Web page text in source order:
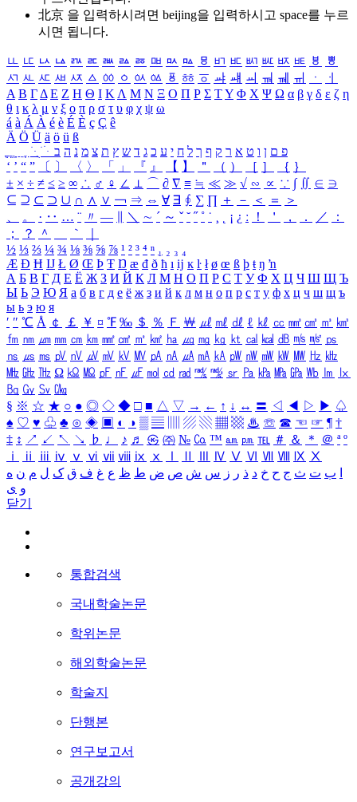
北京 을 입력하시려면 beijing을 입력하시고 space를 누르
시면 됩니다.
ㅥ ㅦ ㅧ ㅨ ㅩ ㅪ ㅫ ㅬ ㅭ ㅮ ㅯ ㅰ ㅱ ㅲ ㅳ ㅴ ㅵ ㅶ ㅷ ㅸ
ㅹ
ㅺ ㅻ ㅼ ㅽ ㅾ ㅿ ㆀ ㆁ ㆂ ㆃ ㆄ ㆅ ㆆ ㆇ ㆈ ㆉ ㆊ ㆋ ㆌ ㆍ
ㆎ
Α Β ΓΔ Ε Ζ Η Θ Ι ΚΛ Μ Ν Ξ Ο Π Ρ Σ ΤΥ Φ Χ Ψ Ω α β γ δ ε ζ η
θ ι κ λ μ ν ξ ο π ρ σ τ υ φ χ ψ ω
á à Á À é è É È ç Ç ê
Ä Ö Ü ä ö ü ß
ִֶֹ ֻּ ׁׂ פ ם ן ו ט א ר ק ף ך ל ח י ע כ ג ד ש ץ ת צ מ נ ה ב
‘ ’ “ ” 〔 〕 〈 〉 「 」 『 』 【 】 ＂ （ ） ［ ］ ｛ ｝
± × ÷ ≠ ≤ ≥ ∞ ∴ ♂ ♀ ∠ ⊥ ⌒ ∂ ∇ ≡ ≒ ≪ ≫ √ ∽ ∝ ∵ ∫ ∬ ∈ ∋
⊆ ⊇ ⊂ ⊃ ∪ ∩ ∧ ∨ ￢ ⇒ ⇔ ∀ ∃ ∮ ∑ ∏ ＋ － ＜ ＝
＞
、
。 · ‥ … ¨ 〃 ― ＼ ∼ ´ ～ ˇ ˘ ˝ ˚ ˙ ¸ ¡ ¿ ː ！ ＇ ， ． ／
：
；
？ ＾ ｀
½ ⅓ ⅔ ¼ ¾ ⅛ ⅜ ⅝ ⅞ ¹ ² ³ ⁴ ⁿ ₁ ₂ ₃ ₄
Æ Ð Ħ Ĳ Ł Ø Œ Þ Ŧ Ŋ æ đ ð ħ ı ĳ ĸ ŀ ł ø œ ß þ ŧ ŋ ŉ
А Б В Г Д Е Ё Ж З И Й К Л М Н О П Р С Т У Ф Х Ц Ч Ш Щ Ъ
Ы Ь Э Ю Я а б в г д е ё ж з и й к л м н о п р с т у ф х ц ч ш щ ъ
ы ь э ю я
′ ″ ℃ Å ￠ ￡ ￥ ¤ ℉ ‰ ＄ ％ Ｆ ￦ ㎕ ㎖ ㎗ ℓ ㎘ ㏄ ㎣ ㎤ ㎥ ㎦
㎙ ㎚ ㎛ ㎜ ㎝ ㎞ ㎟ ㎠ ㎡ ㎢ ㏊ ㎍ ㎎ ㎏ ㏏ ㎈ ㎉ ㏈ ㎧ ㎨ ㎰
㎱ ㎲ ㎳ ㎴ ㎵ ㎶ ㎷ ㎸ ㎹ ㎀ ㎁ ㎂ ㎃ ㎄ ㎺ ㎻ ㎽ ㎾ ㎿ ㎐ ㎑
㎒ ㎓ ㎔ Ω ㏀ ㏁ ㎊ ㎋ ㎌ ㏖ ㏅ ㎭ ㎮ ㎯ ㏛ ㎩ ㎪ ㎫ ㎬ ㏝ ㏐
㏓
㏃ ㏉ ㏜ ㏆
§ ※ ☆ ★ ○ ● ◎ ◇ ◆ □ ■ △ ▽ → ← ↑ ↓ ↔ 〓 ◁ ◀ ▷ ▶ ♤
♠ ♡ ♥ ♧ ♣ ⊙ ◈ ▣ ◐ ◑ ▒ ▤ ▨ ▧ ▦ ▩ ♨ ☏ ☎ ☜ ☞ ¶ †
‡ ↕ ↗ ↙ ↖ ↘ ♭ ♩ ♪ ♬ ㉿ ㈜ № ㏇ ™ ㏂ ㏘ ℡ ＃ ＆ ＊ ＠ ª º
ⅰ
ⅱ ⅲ ⅳ ⅴ ⅵ ⅶ ⅷ ⅸ ⅹ Ⅳ Ⅴ Ⅵ Ⅶ Ⅷ Ⅸ Ⅹ
ب ت ث ج ح خ د ذ ر ز س ش ص ض ط ظ ع غ ف ق ک ل م ن ه
و ی
닫기
통합검색
국내학술논문
학위논문
해외학술논문
학술지
단행본
연구보고서
공개강의